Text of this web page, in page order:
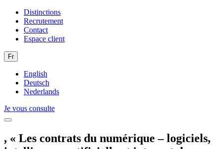
Distinctions
Recrutement
Contact
Espace client
Fr
English
Deutsch
Nederlands
Je vous consulte
, « Les contrats du numérique – logiciels,